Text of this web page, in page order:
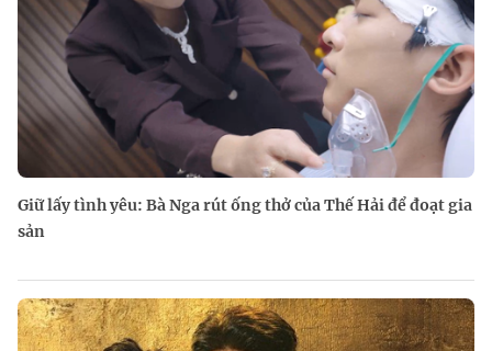
Giữ lấy tình yêu: Bà Nga rút ống thở của Thế Hải để đoạt gia
sản